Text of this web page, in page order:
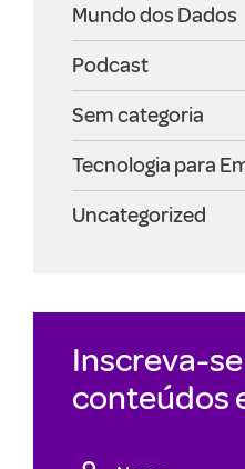
Mundo dos Dados
Podcast
Sem categoria
Tecnologia para
Uncategorized
Inscreva-
conteúdos